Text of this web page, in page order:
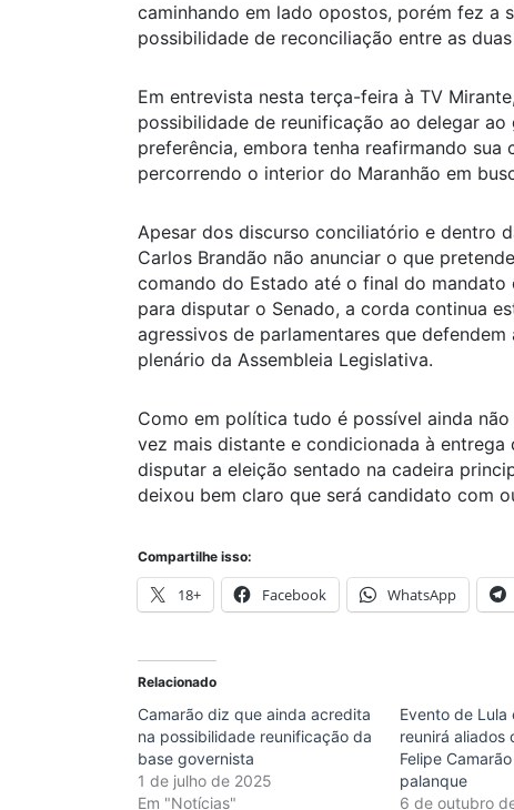
caminhando em lado opostos, porém fez a
possibilidade de reconciliação entre as
Em entrevista nesta terça-feira à TV
possibilidade de reunificação ao delegar
preferência, embora tenha reafirmando
percorrendo o interior do Maranhão em
Apesar dos discurso conciliatório e dentro
Carlos Brandão não anunciar o que
comando do Estado até o final do
para disputar o Senado, a corda continua
agressivos de parlamentares que
plenário da Assembleia Legislativa.
Como em política tudo é possível ainda
vez mais distante e condicionada à
disputar a eleição sentado na cadeira
deixou bem claro que será candidato com
Compartilhe isso:
18+ Facebook WhatsApp
Relacionado
Camarão diz que ainda acredita
na possibilidade reunificação da
base governista
1 de julho de 2025
Em "Notícias"
Evento de Lula
reunirá aliados
Felipe
palanque
6 de outubro